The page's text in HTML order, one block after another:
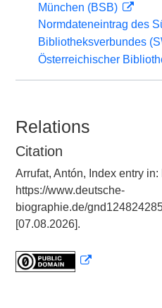
München (BSB)
Normdateneintrag des
Bibliotheksverbundes
Österreichischer
Relations
Citation
Arrufat, Antón, Index entry
https://www.deutsche-
biographie.de/
[07.08.2026].